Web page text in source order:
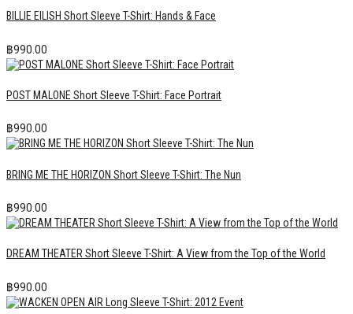
BILLIE EILISH Short Sleeve T-Shirt: Hands & Face
฿990.00
POST MALONE Short Sleeve T-Shirt: Face Portrait
฿990.00
BRING ME THE HORIZON Short Sleeve T-Shirt: The Nun
฿990.00
DREAM THEATER Short Sleeve T-Shirt: A View from the Top of the World
฿990.00